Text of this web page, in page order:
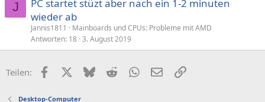
J
PC startet stüzt aber nach ein 1-2 minuten
wieder ab
Jannis1811
Mainboards und CPUs: Probleme mit AMD
Antworten 18 3. August 2019
Teilen: FacebookX (Twitter)
BlueskyRedditWhatsApp
E-MailLink
Desktop-Computer